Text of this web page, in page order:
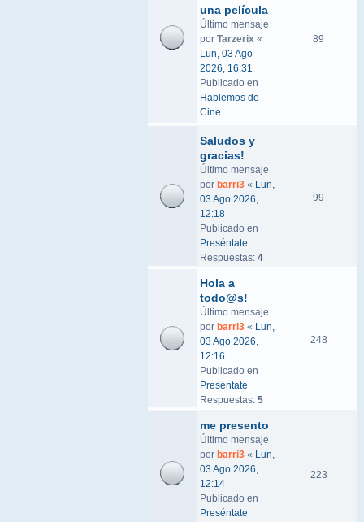
una película
Último mensaje
por Tarzerix «
Lun, 03 Ago
2026, 16:31
Publicado en
Hablemos de
Cine
89
Saludos y
gracias!
Último mensaje
por barri3 « Lun,
03 Ago 2026,
12:18
Publicado en
Preséntate
Respuestas: 4
99
Hola a
todo@s!
Último mensaje
por barri3 « Lun,
03 Ago 2026,
12:16
Publicado en
Preséntate
Respuestas: 5
248
me presento
Último mensaje
por barri3 « Lun,
03 Ago 2026,
12:14
Publicado en
Preséntate
223